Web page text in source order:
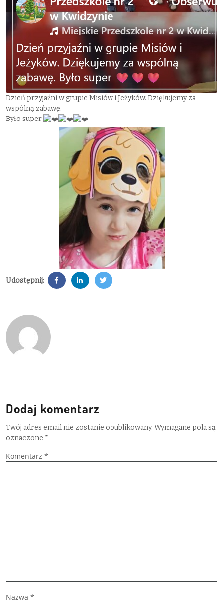
Dzień przyjaźni w grupie Misiów i Jeżyków. Dziękujemy za
wspólną zabawę.
Było super
Udostępnij:
Dodaj komentarz
Twój adres email nie zostanie opublikowany. Wymagane pola są
oznaczone *
Komentarz *
Nazwa *